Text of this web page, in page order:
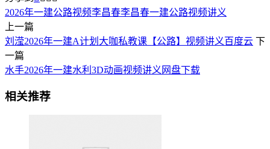
2026年一建公路视频李昌春李昌春一建公路视频讲义
上一篇
刘滢2026年一建A计划大咖私教课【公路】视频讲义百度云 下
一篇
水手2026年一建水利3D动画视频讲义网盘下载
相关推荐